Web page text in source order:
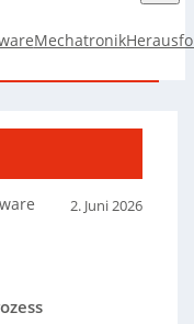
Mechatronik
2. Juni 2026